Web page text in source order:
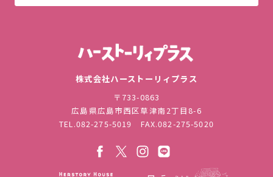
株式会社ハーストーリィプラス
〒733-0863
広島県広島市西区草津南2丁目8-6
TEL.082-275-5019 FAX.082-275-5020